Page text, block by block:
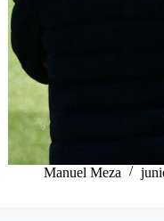
Manuel Meza